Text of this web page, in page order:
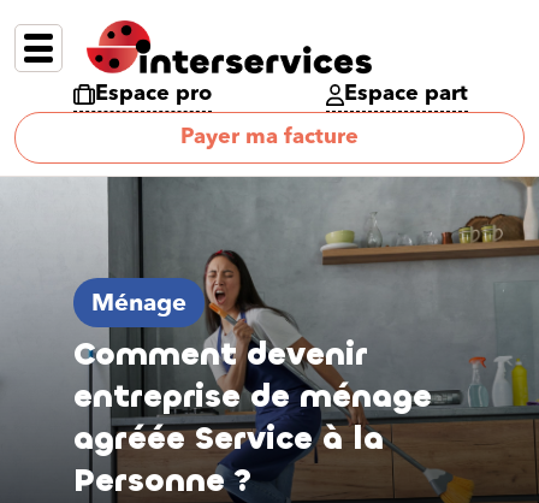
Espace pro
Espace part
Payer ma facture
Ménage
Comment devenir
entreprise de ménage
agréée Service à la
Personne ?